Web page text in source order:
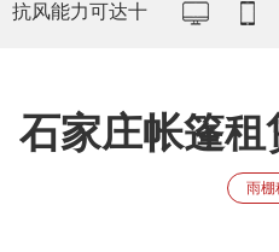
抗风能力可达十
石家庄帐篷
雨棚